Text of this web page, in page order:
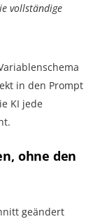
vollständige
in den Prompt
KI jede
ohne den
geändert